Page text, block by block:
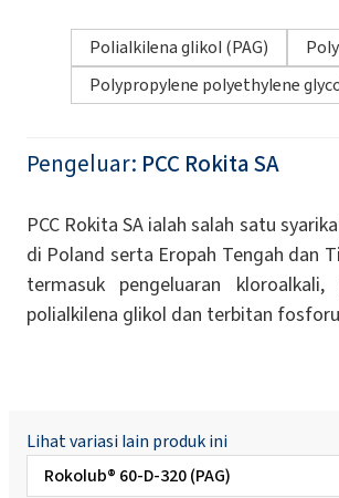
Polialkilena glikol (PAG)
Polypropylene polyethylene
Pengeluar: PCC Rokita SA
PCC Rokita SA ialah salah satu
di Poland serta Eropah Tengah dan
termasuk pengeluaran
polialkilena glikol dan terbitan
Lihat variasi lain produk ini
Rokolub® 60-D-320 (PAG)